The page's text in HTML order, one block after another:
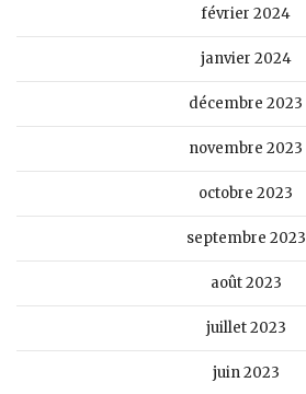
février 2024
janvier 2024
décembre 2023
novembre 2023
octobre 2023
septembre 2023
août 2023
juillet 2023
juin 2023